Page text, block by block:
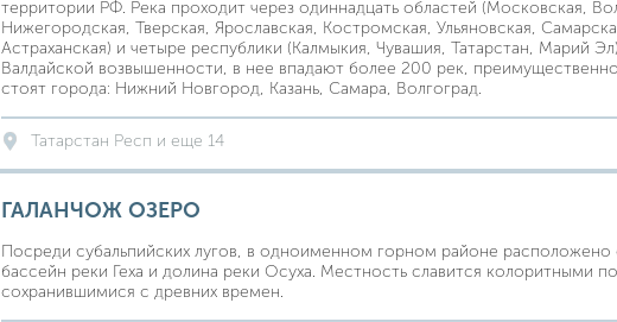
территории РФ. Река проходит через одиннадцать областей (Московская,
Нижегородская, Тверская, Ярославская, Костромская, Ульяновская,
Астраханская) и четыре республики (Калмыкия, Чувашия, Татарстан, Марий
Валдайской возвышенности, в нее впадают более 200 рек,
стоят города: Нижний Новгород, Казань, Самара, Волгоград.
Татарстан Респ и еще 14
ГАЛАНЧОЖ ОЗЕРО
Посреди субальпийских лугов, в одноименном горном районе расположено
бассейн реки Геха и долина реки Осуха. Местность славится колоритными
сохранившимися с древних времен.